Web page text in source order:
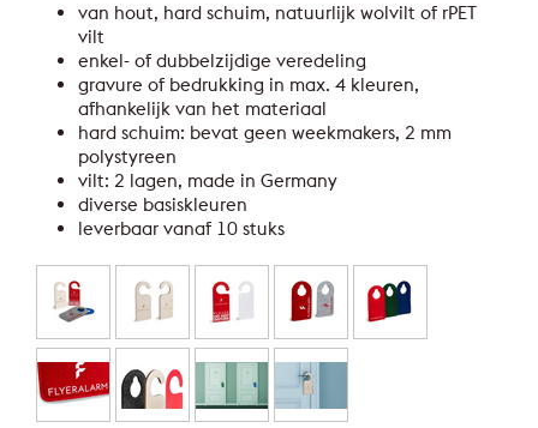
van hout, hard schuim, natuurlijk wolvilt of rPET
vilt
enkel- of dubbelzijdige veredeling
gravure of bedrukking in max. 4 kleuren,
afhankelijk van het materiaal
hard schuim: bevat geen weekmakers, 2 mm
polystyreen
vilt: 2 lagen, made in Germany
diverse basiskleuren
leverbaar vanaf 10 stuks